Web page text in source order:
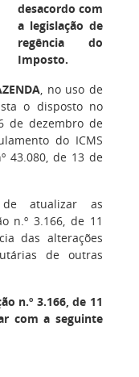
desacordo com
a legislação de
regência do
Imposto.
, no uso de
o disposto no
de dezembro de
do ICMS
43.080, de 13 de
de atualizar as
n.º 3.166, de 11
das alterações
de outras
n.º 3.166, de 11
com a seguinte